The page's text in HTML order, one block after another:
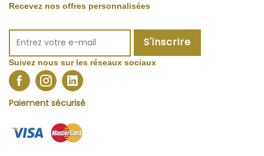
Recevez nos offres personnalisées
S'inscrire
Suivez nous sur les réseaux sociaux
Paiement sécurisé